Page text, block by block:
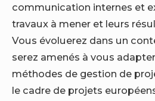
communication internes et
travaux à mener et leurs
Vous évoluerez dans un
serez amenés à vous
méthodes de gestion de
le cadre de projets